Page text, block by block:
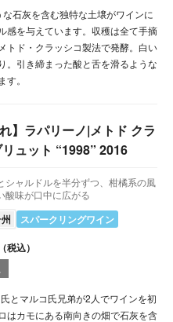
石灰を含む独特な土壌がワインに
感を与えています。収穫は全て手摘
トド・クラッシコ製法で発酵。白い
。引き締まった酸と舌を滑るような
。
れ】ラパリーノ|メトド クラ
ュット “1998” 2016
シャルドルを半分ずつ、柑橘系の風
酸味が口中に広がる
スパークリングワイン
税込）
とマルコ氏兄弟が2人でワインを初
はカモにある南向きの畑で石灰を含